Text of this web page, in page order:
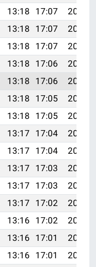
13:18 17:07
20:21
13:18 17:07
20:20
13:18 17:07
20:19
13:18 17:06
20:17
13:18 17:06
20:16
13:18 17:05
20:15
13:18 17:05
20:14
13:17 17:04
20:13
13:17 17:04
20:11
13:17 17:03
20:10
13:17 17:03
20:09
13:17 17:02
20:08
13:16 17:02
20:06
13:16 17:01
20:05
13:16 17:01
20:04